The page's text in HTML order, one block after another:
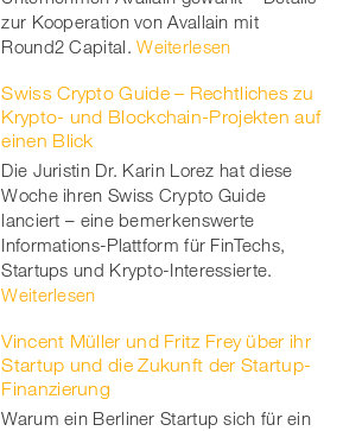
zur Kooperation von Avallain mit
Round2 Capital. Weiterlesen
Swiss Crypto Guide – Rechtliches zu
Krypto- und Blockchain-Projekten auf
einen Blick
Die Juristin Dr. Karin Lorez hat diese
Woche ihren Swiss Crypto Guide
lanciert – eine bemerkenswerte
Informations-Plattform für FinTechs,
Startups und Krypto-Interessierte.
Weiterlesen
Vincent Müller und Fritz Frey über ihr
Startup und die Zukunft der Startup-
Finanzierung
Warum ein Berliner Startup sich für ein